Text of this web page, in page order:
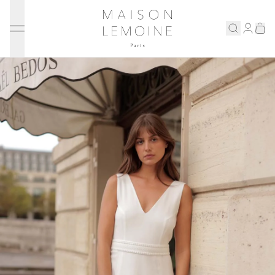
Eshop
Notre maison
Prenons rendez-vous
Maison Lemoine